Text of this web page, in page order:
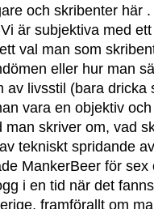
och skribenter här
är subjektiva med
val man som
eller hur man
av livsstil (bara dricka
vara en objektiv
skriver om, vad
tekniskt spridande
MankerBeer för
i en tid när det
framförallt om